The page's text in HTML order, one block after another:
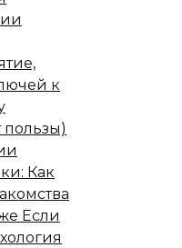
к
пользы)
Как
Если